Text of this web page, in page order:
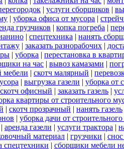
| услуги сборщиков |
| уборка офиса от мусора |
грузчиков | копка погреба |
| спецтехника | нанять
| заказать разнорабочих |
| уборка | перестановка в
на час | вывоз камазами |
мебели | скотч малярный |
| выгрузка газели | уборка от
скотч офисный | заказать газель |
квартиры от строительного
| скотч прозрачный | нанять газель
| уборка дачи от
| аренда газели | услуги трактора |
материал | грузчики |
спецтехники | сборщики мебели